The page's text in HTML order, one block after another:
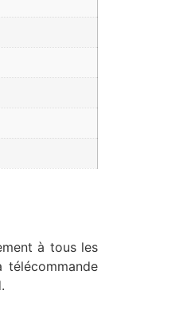
à tous les